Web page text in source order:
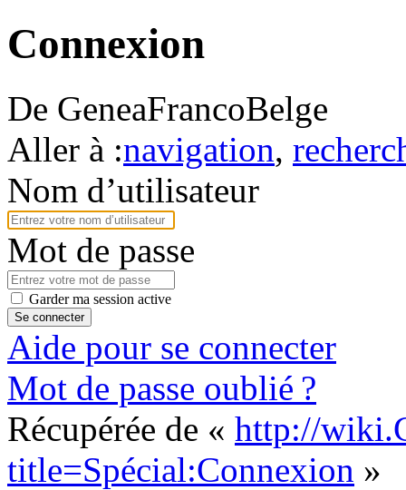
Connexion
De GeneaFrancoBelge
Aller à :navigation,
Nom d’utilisateur
Mot de passe
Garder ma session active
Se connecter
Aide pour se connecter
Mot de passe oublié ?
Récupérée de « http://
title=Spécial:Connexion »